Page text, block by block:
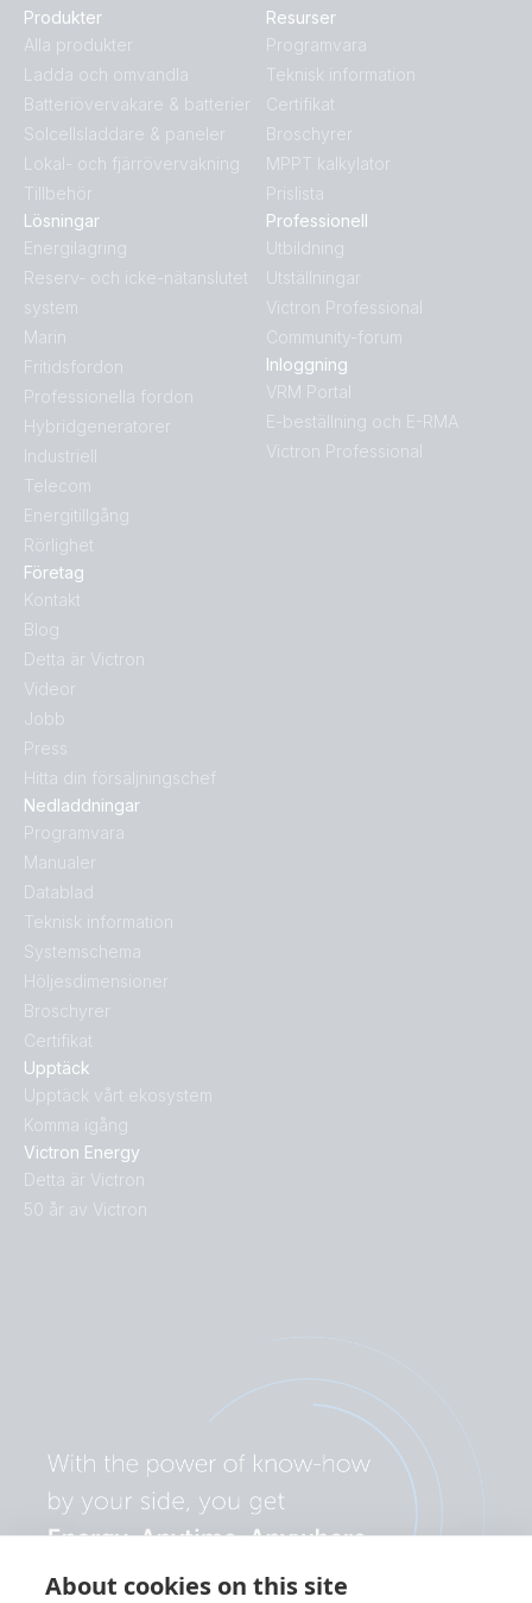
About cookies on this site
Produkter
Alla produkter
Ladda och omvandla
Batteriövervakare & batterier
Solcellsladdare & paneler
Lokal- och fjärrövervakning
Tillbehör
Upptäck
Upptäck vårt ekosystem
Komma igång
Victron Energy
Detta är Victron
50 år av Victron
Nedladdningar
Programvara
Manualer
Datablad
Teknisk information
Systemschema
Höljesdimensioner
Broschyrer
Certifikat
Lösningar
Energilagring
Reserv- och icke-nätanslutet
system
Marin
Fritidsfordon
Professionella fordon
Hybridgeneratorer
Industriell
Telecom
Energitillgång
Rörlighet
Företag
Kontakt
Blog
Detta är Victron
Videor
Jobb
Press
Hitta din försäljningschef
Resurser
Programvara
Teknisk information
Certifikat
Broschyrer
MPPT kalkylator
Prislista
Professionell
Utbildning
Utställningar
Victron Professional
Community-forum
Inloggning
VRM Portal
E-beställning och E-RMA
Victron Professional